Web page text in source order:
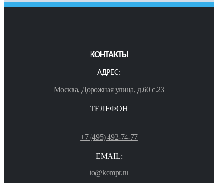
КОНТАКТЫ
АДРЕС:
Москва, Дорожная улица, д.60 с.23
ТЕЛЕФОН
+7 (495) 492-74-77
EMAIL:
to@kompr.ru